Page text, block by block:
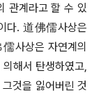
계라고 할 수 있
다. 道佛儒사상은
사상은 자연계의
해서 탄생하였고,
것을 잃어버린 것